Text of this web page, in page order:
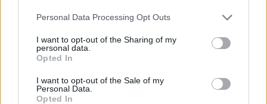
Personal Data Processing Opt Outs
I want to opt-out of the Sharing of my
personal data.
Opted In
I want to opt-out of the Sale of my
Personal Data.
Opted In
Μακελειό σε σχολείο της Ταϊλάνδης: Μαθητής
άνοιξε πυρ
και τέσσερις τραυματίες
ΠΡΙΝ 10 ΏΡΕΣ